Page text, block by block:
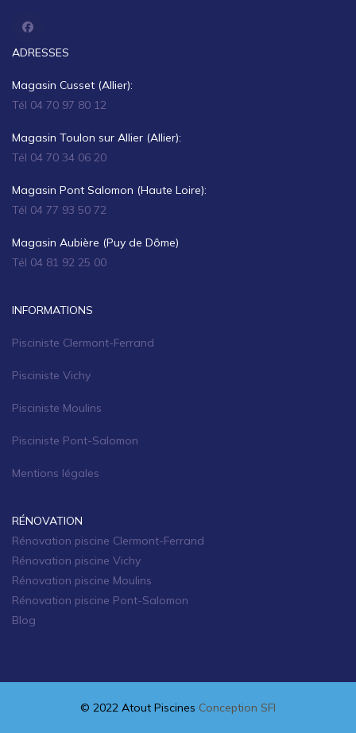
ADRESSES
Magasin Cusset (Allier):
Tél 04 70 97 80 12
Magasin Toulon sur Allier (Allier):
Tél 04 70 34 06 20
Magasin Pont Salomon (Haute Loire):
Tél 04 77 93 50 72
Magasin Aubière (Puy de Dôme)
Tél 04 81 92 25 00
INFORMATIONS
Pisciniste Clermont-Ferrand
Pisciniste Vichy
Pisciniste Moulins
Pisciniste Pont-Salomon
Mentions légales
RÉNOVATION
Rénovation piscine Clermont-Ferrand
Rénovation piscine Vichy
Rénovation piscine Moulins
Rénovation piscine Pont-Salomon
Blog
© 2022 Atout Piscines Conception SFI